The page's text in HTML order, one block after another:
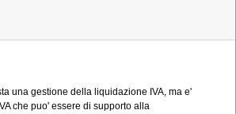
una gestione della liquidazione IVA, ma e'
che puo' essere di supporto alla